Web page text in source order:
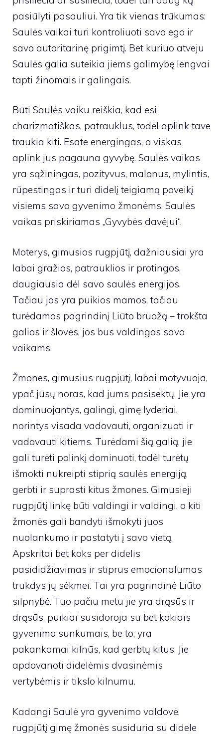
pasiūlyti pasauliui. Yra tik vienas trūkumas:
Saulės vaikai turi kontroliuoti savo ego ir
savo autoritarinę prigimtį. Bet kuriuo atveju
Saulės galia suteikia jiems galimybę lengvai
tapti žinomais ir galingais.
Būti Saulės vaiku reiškia, kad esi
charizmatiškas, patrauklus, todėl aplink tave
traukia kiti. Esate energingas, o viskas
aplink jus pagauna gyvybę. Saulės vaikas
yra sąžiningas, pozityvus, malonus, mylintis,
rūpestingas ir turi didelį teigiamą poveikį
visiems savo gyvenimo žmonėms. Saulės
vaikas priskiriamas „Gyvybės davėjui“.
Moterys, gimusios rugpjūtį, dažniausiai yra
labai gražios, patrauklios ir protingos,
daugiausia dėl savo saulės energijos.
Tačiau jos yra puikios mamos, tačiau
turėdamos pagrindinį Liūto bruožą – trokšta
galios ir šlovės, jos bus valdingos savo
vaikams.
Žmones, gimusius rugpjūtį, labai motyvuoja,
ypač jūsų noras, kad jums pasisektų. Jie yra
dominuojantys, galingi, gimę lyderiai,
norintys visada vadovauti, organizuoti ir
vadovauti kitiems. Turėdami šią galią, jie
gali turėti polinkį dominuoti, todėl turėtų
išmokti nukreipti stiprią saulės energiją,
gerbti ir suprasti kitus žmones. Gimusieji
rugpjūtį linkę būti valdingi ir valdingi, o kiti
žmonės gali bandyti išmokyti juos
nuolankumo ir pastatyti į savo vietą.
Apskritai bet koks per didelis
pasididžiavimas ir stiprus emocionalumas
trukdys jų sėkmei. Tai yra pagrindinė Liūto
silpnybė. Tuo pačiu metu jie yra drąsūs ir
drąsūs, puikiai susidoroja su bet kokiais
gyvenimo sunkumais, be to, yra
pakankamai kilnūs, kad gerbtų kitus. Jie
apdovanoti didelėmis dvasinėmis
vertybėmis ir tikslo kilnumu.
Kadangi Saulė yra gyvenimo valdovė,
rugpjūtį gimę žmonės susiduria su didele